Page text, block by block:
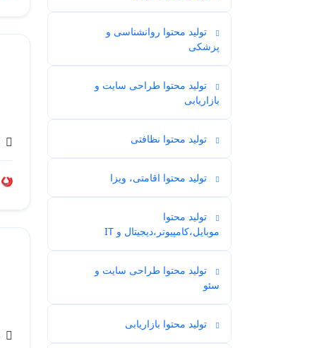
تولید محتوا روانشناسی و
پزشکی
تولید محتوا طراحی سایت و
بازاریابی
تولید محتوا نظافتی
تولید محتوا اقامتی، ویزا
تولید محتوا
موبایل،کامپیوتر،دیجیتال و IT
تولید محتوا طراحی سایت و
سئو
تولید محتوا بازاریابی